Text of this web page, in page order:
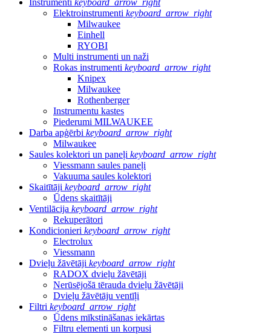
Instrumenti keyboard_arrow_right
Elektroinstrumenti keyboard_arrow_right
Milwaukee
Einhell
RYOBI
Multi instrumenti un naži
Rokas instrumenti keyboard_arrow_right
Knipex
Milwaukee
Rothenberger
Instrumentu kastes
Piederumi MILWAUKEE
Darba apģērbi keyboard_arrow_right
Milwaukee
Saules kolektori un paneļi keyboard_arrow_right
Viessmann saules paneļi
Vakuuma saules kolektori
Skaitītāji keyboard_arrow_right
Ūdens skaitītāji
Ventilācija keyboard_arrow_right
Rekuperātori
Kondicionieri keyboard_arrow_right
Electrolux
Viessmann
Dvieļu žāvētāji keyboard_arrow_right
RADOX dvieļu žāvētāji
Nerūsējošā tērauda dvieļu žāvētāji
Dvieļu žāvētāju ventīļi
Filtri keyboard_arrow_right
Ūdens mīkstināšanas iekārtas
Filtru elementi un korpusi